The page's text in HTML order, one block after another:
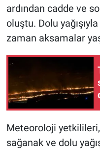
ardından cadde ve
oluştu. Dolu
zaman aksamalar
Meteoroloji
sağanak ve dolu